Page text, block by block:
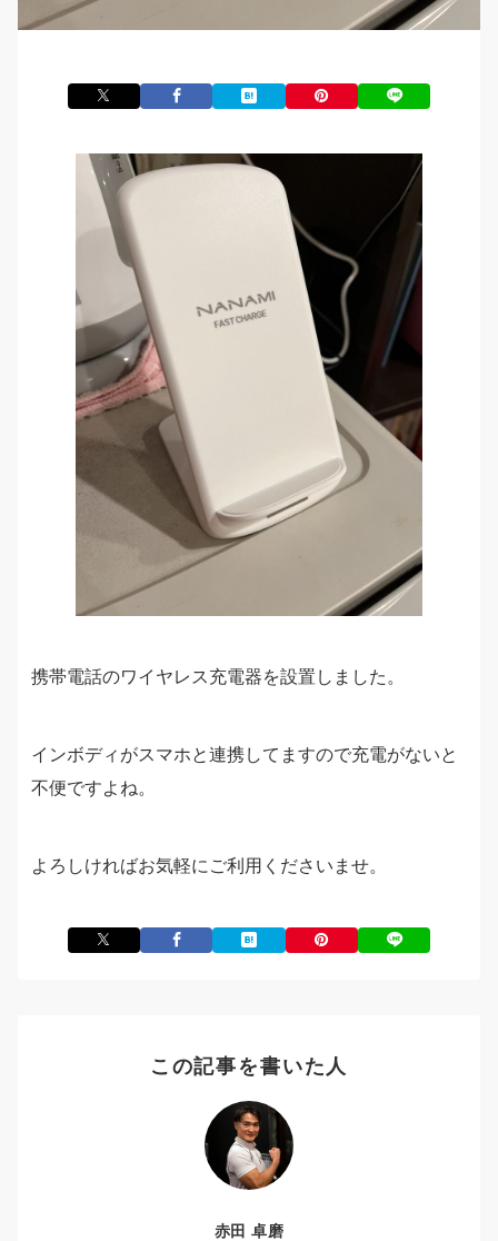
携帯電話のワイヤレス充電器を設置しました。
インボディがスマホと連携してますので充電がないと
不便ですよね。
よろしければお気軽にご利用くださいませ。
この記事を書いた人
赤田 卓磨